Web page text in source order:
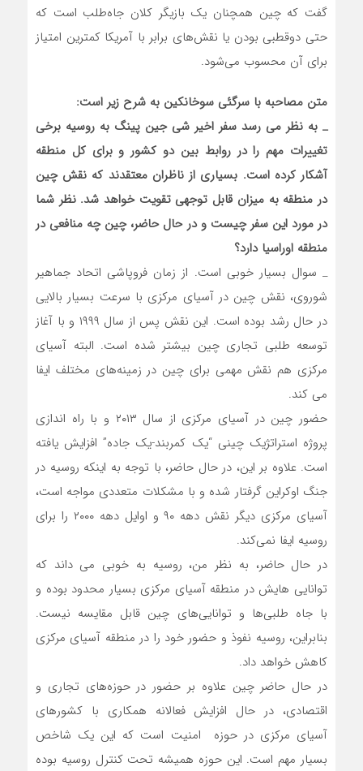
گفت که چین همچنان یک بازیگر کلان جاه‌طلب است که
حتی دوقطبی بودن یا نقش‌های برابر با آمریکا کمترین امتیاز
برای آن محسوب می‌شود.
متن مصاحبه با سرگئی سوخانکین به شرح زیر است:
_ به نظر می رسد سفر اخیر شی جین پینگ به روسیه برخی
تغییرات مهم را در روابط بین دو کشور و برای کل منطقه
آشکار کرده است. بسیاری از ناظران معتقدند که نقش چین
در منطقه به میزان قابل توجهی تقویت خواهد شد. نظر شما
در مورد این سفر چیست و در حال حاضر، چین چه منافعی در
منطقه اوراسیا دارد؟
_ سوال بسیار خوبی است. از زمان فروپاشی اتحاد جماهیر
شوروی، نقش چین در آسیای مرکزی با سرعت بسیار بالایی
در حال رشد بوده است. این نقش پس از سال ۱۹۹۹ و با آغاز
توسعه طلبی تجاری چین بیشتر شده است. البته آسیای
مرکزی هم نقش مهمی برای چین در زمینه‌های مختلف ایفا
می کند.
حضور چین در آسیای مرکزی از سال ۲۰۱۳ و با راه اندازی
پروژه استراتژیک چینی “یک کمربند-یک جاده” افزایش یافته
است. علاوه بر این، در حال حاضر، با توجه به اینکه روسیه در
جنگ اوکراین گرفتار شده و با مشکلات متعددی مواجه است،
آسیای مرکزی دیگر نقش دهه ۹۰ و اوایل دهه ۲۰۰۰ را برای
روسیه ایفا نمی‌کند.
در حال حاضر، به نظر من، روسیه به خوبی می داند که
توانایی هایش در منطقه آسیای مرکزی بسیار محدود بوده و
با جاه طلبی‌ها و توانایی‌های چین قابل مقایسه نیست.
بنابراین، روسیه نفوذ و حضور خود را در منطقه آسیای مرکزی
کاهش خواهد داد.
در حال حاضر چین علاوه بر حضور در حوزه‌های تجاری و
اقتصادی، در حال افزایش فعالانه همکاری با کشورهای
آسیای مرکزی در حوزه امنیت است که این یک شاخص
بسیار مهم است. این حوزه همیشه تحت کنترل روسیه بوده